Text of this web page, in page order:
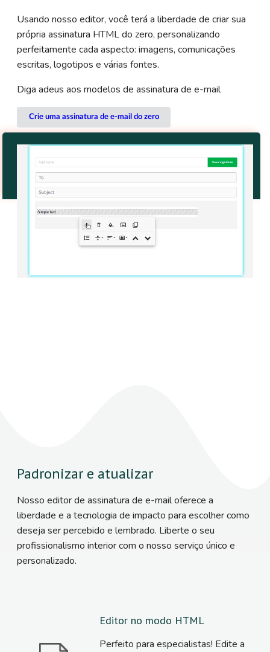
Usando nosso editor, você terá a liberdade de criar sua
própria assinatura HTML do zero, personalizando
perfeitamente cada aspecto: imagens, comunicações
escritas, logotipos e várias fontes.
Diga adeus aos modelos de assinatura de e-mail
Crie uma assinatura de e-mail do zero
Padronizar e atualizar
Nosso editor de assinatura de e-mail oferece a
liberdade e a tecnologia de impacto para escolher como
deseja ser percebido e lembrado. Liberte o seu
profissionalismo interior com o nosso serviço único e
personalizado.
Editor no modo HTML
Perfeito para especialistas! Edite a